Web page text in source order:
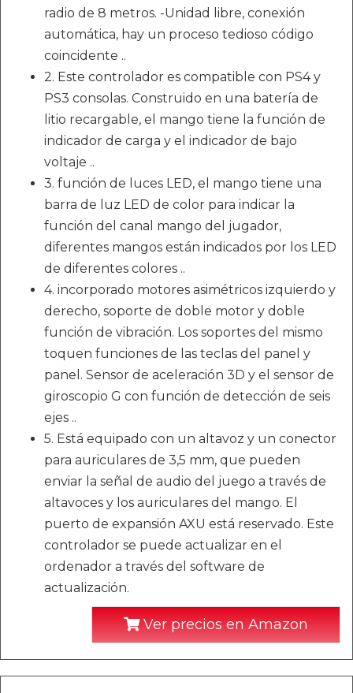
radio de 8 metros. -Unidad libre, conexión
automática, hay un proceso tedioso código
coincidente ..
2. Este controlador es compatible con PS4 y
PS3 consolas. Construido en una batería de
litio recargable, el mango tiene la función de
indicador de carga y el indicador de bajo
voltaje ..
3. función de luces LED, el mango tiene una
barra de luz LED de color para indicar la
función del canal mango del jugador,
diferentes mangos están indicados por los LED
de diferentes colores ..
4. incorporado motores asimétricos izquierdo y
derecho, soporte de doble motor y doble
función de vibración. Los soportes del mismo
toquen funciones de las teclas del panel y
panel. Sensor de aceleración 3D y el sensor de
giroscopio G con función de detección de seis
ejes ..
5. Está equipado con un altavoz y un conector
para auriculares de 3,5 mm, que pueden
enviar la señal de audio del juego a través de
altavoces y los auriculares del mango. El
puerto de expansión AXU está reservado. Este
controlador se puede actualizar en el
ordenador a través del software de
actualización.
Ver precios en Amazon